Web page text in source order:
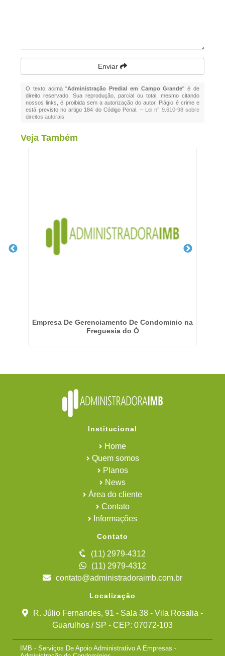
Enviar
O texto acima "Administração Predial em Campo Grande" é de
direito reservado. Sua reprodução, parcial ou total, mesmo citando
nossos links, é proibida sem a autorização do autor. Plágio é crime e
está previsto no artigo 184 do Código Penal. – Lei n° 9.610-98 sobre
direitos autorais
Veja Também
Empresa De Gerenciamento De Condominio na
Freguesia do Ó
Institucional
Home
Quem somos
Planos
News
Área do cliente
Contato
Informações
Contato
(11) 2979-4312
(11) 2979-4312
contato@administradoraimb.com.br
Localização
R. Júlio Fernandes, 91 - Sala 38 - Vila Rosalia -
Guarulhos / SP - CEP: 07072-103
IMB - Serviços De Apoio Administrativo A Empresas -